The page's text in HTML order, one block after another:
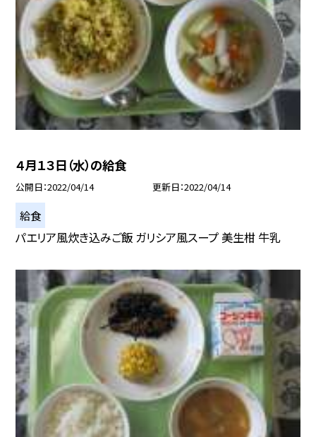
４月１３日（水）の給食
公開日 2022/04/14 更新日 2022/04/14
給食
パエリア風炊き込みご飯 ガリシア風スープ 美生柑 牛乳